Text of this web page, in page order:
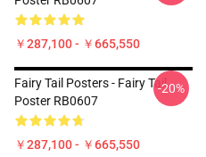
￥287,100 - ￥665,550
Fairy Tail Posters - Fairy Tail
Poster RB0607
￥287,100 - ￥665,550
-20%